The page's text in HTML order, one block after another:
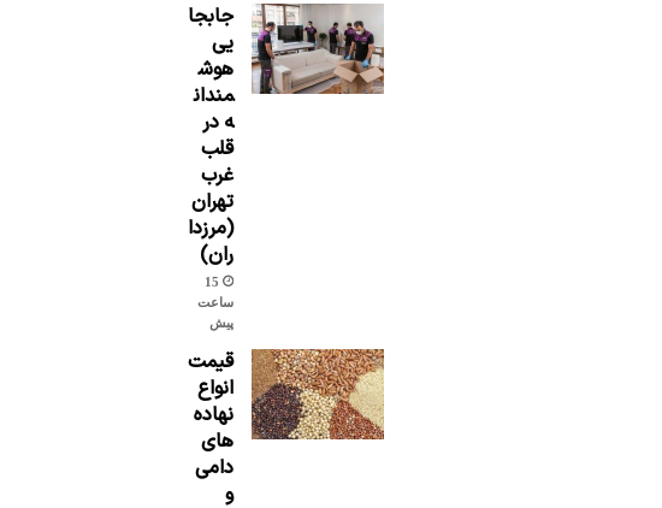
جابجا
یی
هوش
مندان
ه در
قلب
غرب
تهران
(مرزدا
ران)
15
ساعت
پیش
قیمت
انواع
نهاده
های
دامی
و